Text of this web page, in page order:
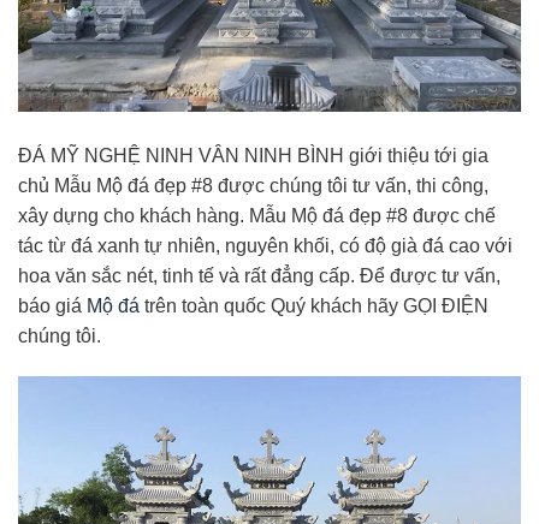
ĐÁ MỸ NGHỆ NINH VÂN NINH BÌNH giới thiệu tới gia
chủ Mẫu Mộ đá đẹp #8 được chúng tôi tư vấn, thi công,
xây dựng cho khách hàng. Mẫu Mộ đá đẹp #8 được chế
tác từ đá xanh tự nhiên, nguyên khối, có độ già đá cao với
hoa văn sắc nét, tinh tế và rất đẳng cấp. Để được tư vấn,
báo giá Mộ đá trên toàn quốc Quý khách hãy GỌI ĐIỆN
chúng tôi.